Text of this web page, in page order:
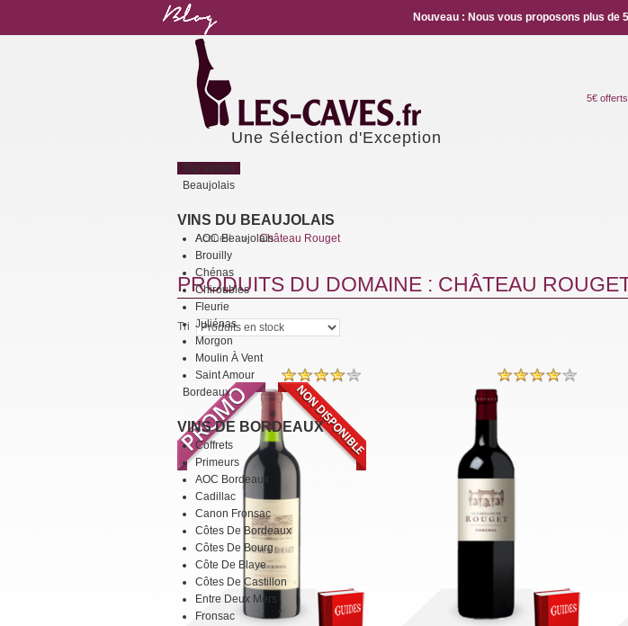
Une Sélection d'Exception
Top ventes
Beaujolais
VINS DU BEAUJOLAIS
AOC Beaujolais
Brouilly
Chénas
Chiroubles
Fleurie
Juliénas
Morgon
Moulin À Vent
Saint Amour
Bordeaux
VINS DE BORDEAUX
Coffrets
Primeurs
AOC Bordeaux
Cadillac
Canon Fronsac
Côtes De Bordeaux
Côtes De Bourg
Côte De Blaye
Côtes De Castillon
Entre Deux Mers
Fronsac
Nouveau : Nous vous proposons plus de
5€
Accueil
Château Rouget
PRODUITS DU DOMAINE : CHÂTEAU
Tri